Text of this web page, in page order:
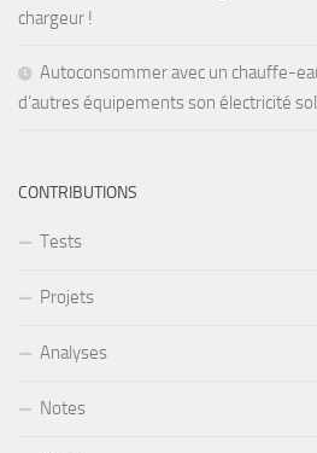
chargeur !
Autoconsommer avec un chauffe-
d’autres équipements son électricité
CONTRIBUTIONS
Tests
Projets
Analyses
Notes